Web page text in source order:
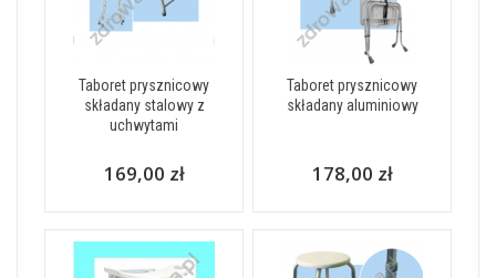
Taboret prysznicowy
składany stalowy z
uchwytami
169,00 zł
Taboret prysznicowy
składany aluminiowy
178,00 zł